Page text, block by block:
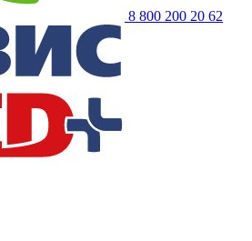
8 800 200 20 62